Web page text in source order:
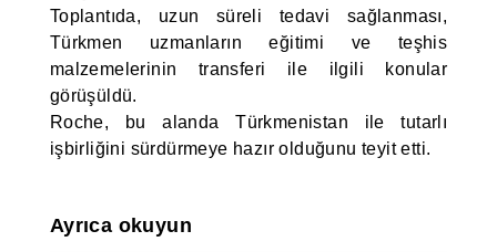
Toplantıda, uzun süreli tedavi sağlanması,
Türkmen uzmanların eğitimi ve teşhis
malzemelerinin transferi ile ilgili konular
görüşüldü.
Roche, bu alanda Türkmenistan ile tutarlı
işbirliğini sürdürmeye hazır olduğunu teyit etti.
Ayrıca okuyun